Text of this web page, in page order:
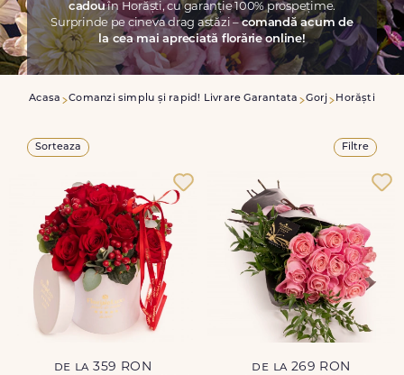
cadouîn Horăști, cu garanție 100% prospețime.
Surprinde pe cineva drag astăzi –comandă acum de
la cea mai apreciată florărie online!
Acasa Comanzi simplu și rapid! Livrare Garantata Gorj Horăști
Sorteaza Filtre
de la 359 RON
de la 269 RON